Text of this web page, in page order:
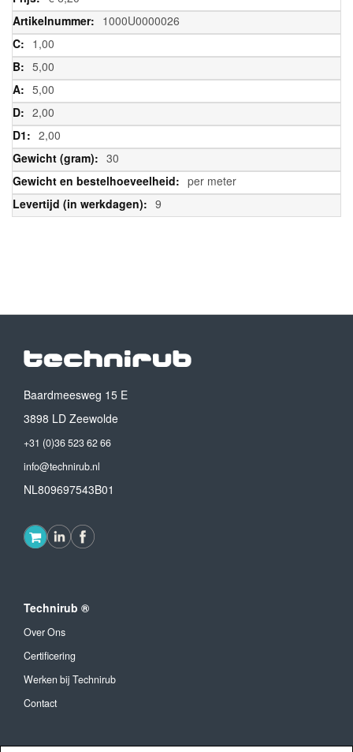
informatie
1000U0000026
1,00
5,00
5,00
2,00
2,00
30
per meter
9
Baardmeesweg 15 E
3898 LD Zeewolde
+31 (0)36 523 62 66
info@technirub.nl
NL809697543B01
Technirub ®
Over Ons
Certificering
Werken bij Technirub
Contact